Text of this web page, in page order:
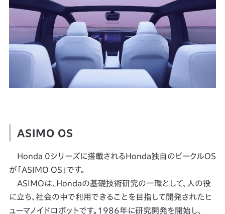
ASIMO OS
Honda 0シリーズに搭載されるHonda独自のビークルOS
が「ASIMO OS」です。
ASIMOは、Hondaの基礎技術研究の一環として、人の役
に立ち、社会の中で利用できることを目指して開発されたヒ
ューマノイドロボットです。1986年に研究開発を開始し、